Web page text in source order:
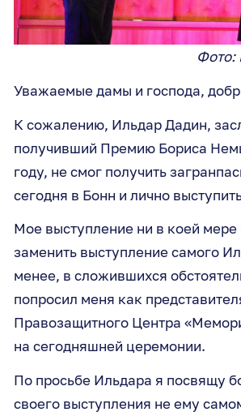
Фото:
Уважаемые дамы и господа,
К сожалению, Ильдар Дадин,
получивший Премию Бориса
году, не смог получить
сегодня в Бонн и лично
Мое выступление ни в коей
заменить выступление самого
менее, в сложившихся
попросил меня как
Правозащитного Центра
на сегодняшней церемонии.
По просьбе Ильдара я посвящу
своего выступления не ему